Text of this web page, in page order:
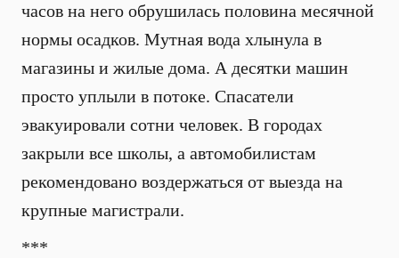
часов на него обрушилась половина месячной
нормы осадков. Мутная вода хлынула в
магазины и жилые дома. А десятки машин
просто уплыли в потоке. Спасатели
эвакуировали сотни человек. В городах
закрыли все школы, а автомобилистам
рекомендовано воздержаться от выезда на
крупные магистрали.
***